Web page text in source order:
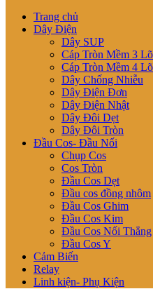
Trang chủ
Dây Điện
Dây SUP
Cáp Tròn Mềm 3
Cáp Tròn Mềm 4
Dây Chống Nhiễu
Dây Điện Đơn
Dây Điện Nhật
Dây Đôi Dẹt
Dây Đôi Tròn
Đầu Cos- Đầu Nối
Chụp Cos
Cos Tròn
Đầu Cos Dẹt
Đầu cos đồng nhôm
Đầu Cos Ghim
Đầu Cos Kim
Đầu Cos Nối Thẳng
Đầu Cos Y
Cảm Biến
Relay
Linh kiện- Phụ Kiện